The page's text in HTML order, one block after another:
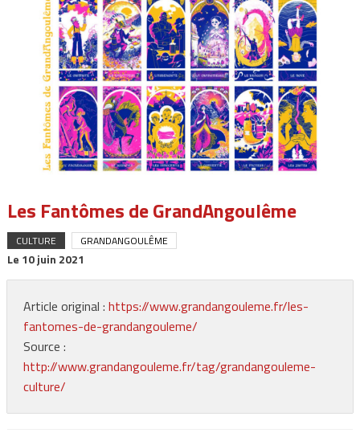
Les Fantômes de GrandAngoulême
CULTURE GRANDANGOULÊME
Le 10 juin 2021
Article original : https://www.grandangouleme.fr/les-
fantomes-de-grandangouleme/
Source :
http://www.grandangouleme.fr/tag/grandangouleme-
culture/